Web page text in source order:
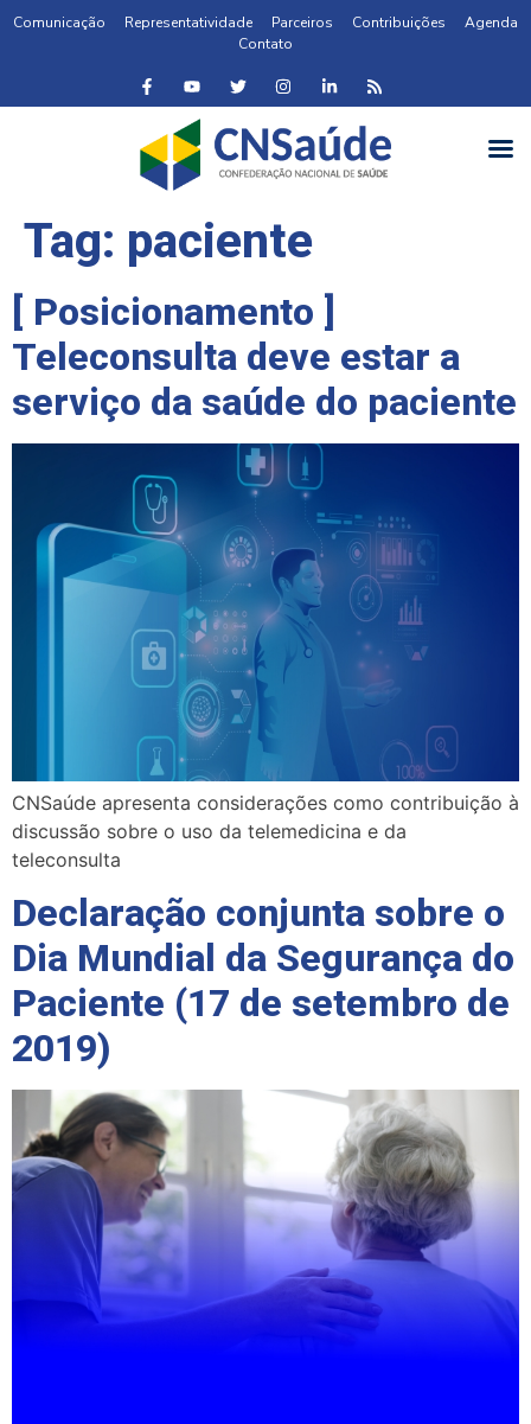
Comunicação Representatividade Parceiros Contribuições
Agenda
Contato
Tag: paciente
[ Posicionamento ]
Teleconsulta deve estar a
serviço da saúde do paciente
CNSaúde apresenta considerações como contribuição à
discussão sobre o uso da telemedicina e da
teleconsulta
Declaração conjunta sobre o
Dia Mundial da Segurança do
Paciente (17 de setembro de
2019)